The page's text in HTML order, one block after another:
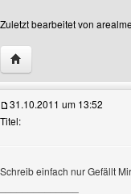
Zuletzt bearbeitet von
Website dieses
Profile anzeigen
31.10.2011 um 13:52
Titel:
Schreib einfach nur Gefällt